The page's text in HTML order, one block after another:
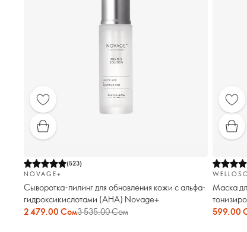
(523)
NOVAGE+
Сыворотка-пилинг для обновления кожи с альфа-
гидроксикислотами (AHA) Novage+
2 479.00 Сом3 535.00 Сом
Маска
599.00